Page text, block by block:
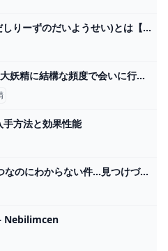
大妖精(ゼルダの伝説) (ぜるだしりーずのだいようせい)とは【ピクシブ百科事典】
【ティアキン】大妖精に結構な頻度で会いに行ってる？ ゼルダの伝説ティアキンまとめっち ゼルダの伝説ティアーズ オブ ザ キングダム
方法と効果性能
【ティアキン】洞窟があと3つなのにわからない件…見つけづらかった洞窟ってどこかある？【ティアーズオブザキングダム】 ゼルダの伝説ティアーズオブザキングダム(ティアキン)攻略まとめ-コログ速報
Nebilimcen